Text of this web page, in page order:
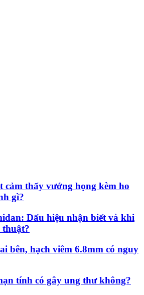
cảm thấy vướng họng kèm ho
gì?
Dấu hiệu nhận biết và khi
thuật?
bên, hạch viêm 6.8mm có nguy
tính có gây ung thư không?